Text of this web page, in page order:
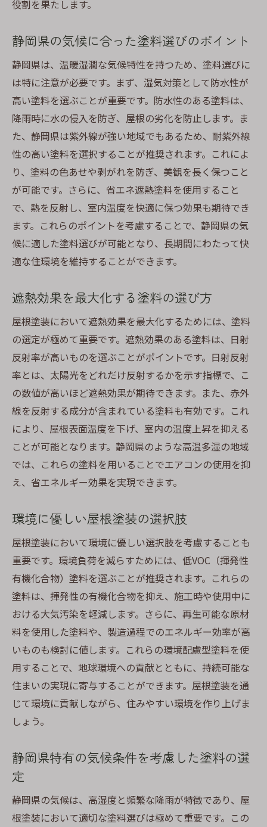
遮熱塗料導入の成功事例
地域社会での環境貢献の実例
静岡県での屋根塗装に最適な省エネ遮熱塗料の
選定基準
選定の際に考慮すべき重要な要素
信頼できる塗料メーカーの選び方
長期耐久性の視点からの選定基準
コストパフォーマンスを重視した選び方
塗料選びにおけるプロのアドバイス
地域の施工業者の意見を参考にする方法
静岡の気候に対応した屋根塗装の省エネ効果と
その秘訣
気候に適した塗料がもたらす省エネ効果
冬季のエネルギー消費への影響
塗装の施工技術がもたらす効果
気候適応型の塗装設計のポイント
塗装後の住環境の改善策
省エネ遮熱塗料で静岡県の住まいを守る屋根塗
装の革新
最新技術による省エネ塗装の進化
強力な保護効果を持つ塗料の役割
環境負荷低減を目指した革新的技術
未来を見据えた屋根塗装の新しいアプロー
塗料の進化がもたらす住まいの変革
持続可能な住環境を実現するための方法
静岡県の高温多湿に強い屋根塗装の省エネ遮熱
塗料活用法
高温多湿に耐える塗料の選び方
湿度対策としての塗装方法
熱を遮断する技術の応用
湿気をコントロールする塗料の特徴
熱と湿気に強い塗料のメリット
住まいを快適に保つ塗装のコツ
屋根塗装で省エネを実現静岡県向け遮熱塗料の
省エネを実現するための塗料選びの基準
実際の省エネ効果を体感するには
効果的な遮熱塗料の塗装技術
役割を果たします。
静岡県の気候に合った塗料選びのポイント
静岡県は、温暖湿潤な気候特性を持つため、塗料選びに
は特に注意が必要です。まず、湿気対策として防水性が
高い塗料を選ぶことが重要です。防水性のある塗料は、
降雨時に水の侵入を防ぎ、屋根の劣化を防止します。ま
た、静岡県は紫外線が強い地域でもあるため、耐紫外線
性の高い塗料を選択することが推奨されます。これによ
り、塗料の色あせや剥がれを防ぎ、美観を長く保つこと
が可能です。さらに、省エネ遮熱塗料を使用すること
で、熱を反射し、室内温度を快適に保つ効果も期待でき
ます。これらのポイントを考慮することで、静岡県の気
候に適した塗料選びが可能となり、長期間にわたって快
適な住環境を維持することができます。
遮熱効果を最大化する塗料の選び方
屋根塗装において遮熱効果を最大化するためには、塗料
の選定が極めて重要です。遮熱効果のある塗料は、日射
反射率が高いものを選ぶことがポイントです。日射反射
率とは、太陽光をどれだけ反射するかを示す指標で、こ
の数値が高いほど遮熱効果が期待できます。また、赤外
線を反射する成分が含まれている塗料も有効です。これ
により、屋根表面温度を下げ、室内の温度上昇を抑える
ことが可能となります。静岡県のような高温多湿の地域
では、これらの塗料を用いることでエアコンの使用を抑
え、省エネルギー効果を実現できます。
環境に優しい屋根塗装の選択肢
屋根塗装において環境に優しい選択肢を考慮することも
重要です。環境負荷を減らすためには、低VOC（揮発性
有機化合物）塗料を選ぶことが推奨されます。これらの
塗料は、揮発性の有機化合物を抑え、施工時や使用中に
おける大気汚染を軽減します。さらに、再生可能な原材
料を使用した塗料や、製造過程でのエネルギー効率が高
いものも検討に値します。これらの環境配慮型塗料を使
用することで、地球環境への貢献とともに、持続可能な
住まいの実現に寄与することができます。屋根塗装を通
じて環境に貢献しながら、住みやすい環境を作り上げま
しょう。
静岡県特有の気候条件を考慮した塗料の選
定
静岡県の気候は、高湿度と頻繁な降雨が特徴であり、屋
根塗装において適切な塗料選びは極めて重要です。この